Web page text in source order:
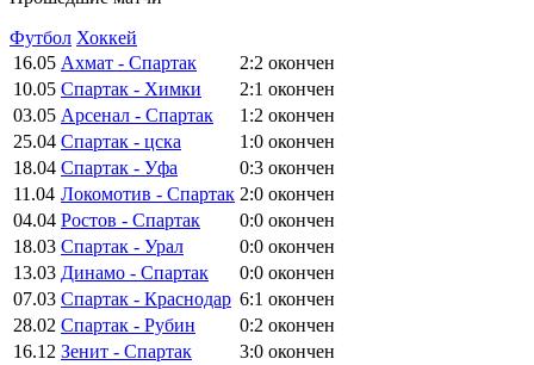
Футбол Хоккей
16.05 Ахмат - Спартак 2:2 окончен
10.05 Спартак - Химки 2:1 окончен
03.05 Арсенал - Спартак 1:2 окончен
25.04 Спартак - цска 1:0 окончен
18.04 Спартак - Уфа 0:3 окончен
11.04 Локомотив - Спартак 2:0 окончен
04.04 Ростов - Спартак 0:0 окончен
18.03 Спартак - Урал 0:0 окончен
13.03 Динамо - Спартак 0:0 окончен
07.03 Спартак - Краснодар 6:1 окончен
28.02 Спартак - Рубин 0:2 окончен
16.12 Зенит - Спартак 3:0 окончен